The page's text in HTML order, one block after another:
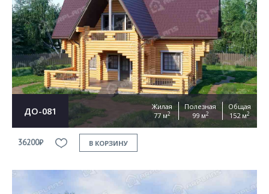
ДО-081
Жилая
77 м2
Полезная
99 м2
Общая
152 м2
36200₽ В КОРЗИНУ